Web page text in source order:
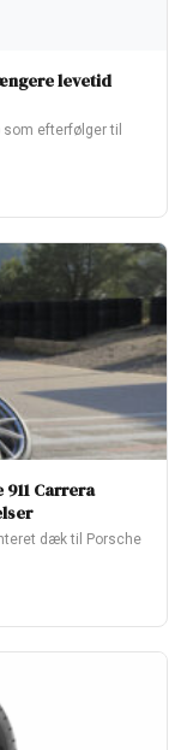
levetid
efterfølger til
Carrera
dæk til Porsche